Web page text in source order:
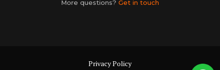
More questions? Get in touch
Privacy Policy